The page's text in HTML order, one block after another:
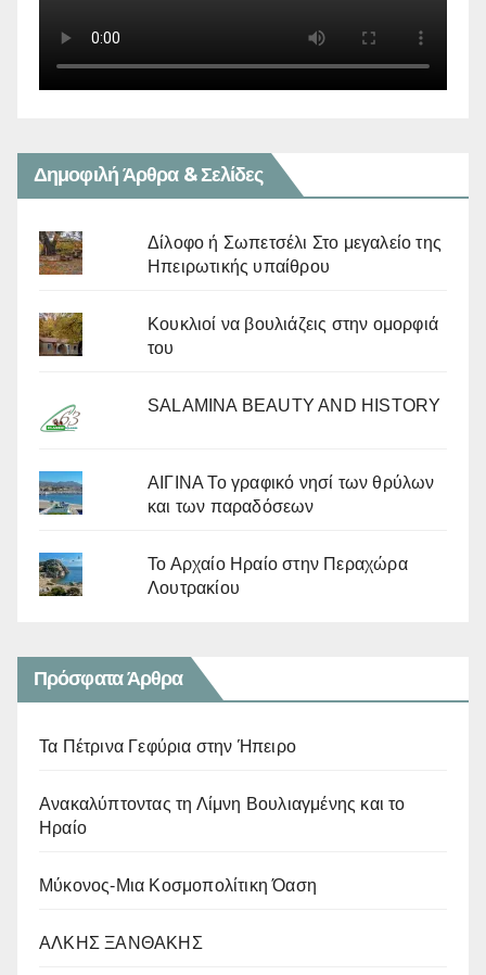
Δημοφιλή Άρθρα & Σελίδες
Δίλοφο ή Σωπετσέλι Στο μεγαλείο της
Ηπειρωτικής υπαίθρου
Κουκλιοί να βουλιάζεις στην ομορφιά
του
SALAMINA BEAUTY AND HISTORY
ΑΙΓΙΝΑ Το γραφικό νησί των θρύλων
και των παραδόσεων
Το Αρχαίο Ηραίο στην Περαχώρα
Λουτρακίου
Πρόσφατα Άρθρα
Τα Πέτρινα Γεφύρια στην Ήπειρο
Ανακαλύπτοντας τη Λίμνη Βουλιαγμένης και το
Ηραίο
Μύκονος-Μια Κοσμοπολίτικη Όαση
ΑΛΚΗΣ ΞΑΝΘΑΚΗΣ